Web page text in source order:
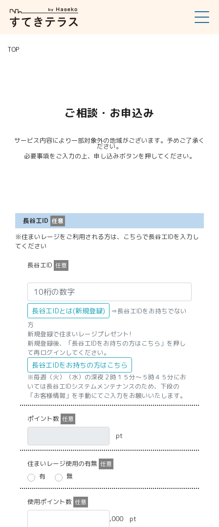
TOP
ご相談・お申込み
サービス内容により一部対象外の地域がございます。予めご了承く
ださい。
必要事項をご入力の上、申し込みボタンを押してください。
長谷工ID 任意
※住まいレージをご利用される方は、こちらで長谷工IDを入力し
てください
長谷工ID 任意
長谷工IDとは(新規登録)
⇒長谷工IDをお持ちでない
方
新規登録で住まいレージプレゼント!
新規登録後、「長谷工IDをお持ちの方はこちら」を押し
て再ログインしてください。
長谷工IDをお持ちの方はこちら
※毎週（火）（水）の深夜２時１５分〜５時４５分にお
いては長谷工IDシステムメンテナンスのため、下段の
「お客様情報」を手動にてご入力をお願いいたします。
ポイント数 任意
pt
住まいレージ使用の有無 任意
有 無
使用ポイント数 任意
,000 pt